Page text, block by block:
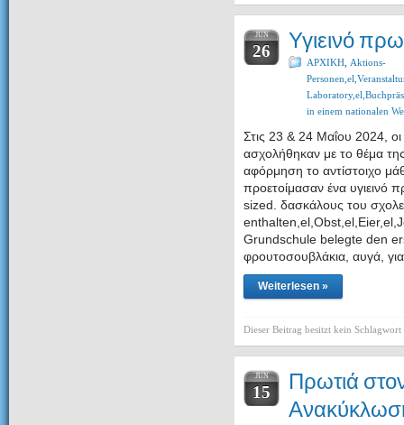
JUN
26 Υγιεινό
ΑΡΧΙΚΗ Aktions-
in einem nationalen
Στις 23 & 24 Μαΐου 2024, οι
ασχολήθηκαν με το θέμα
αφόρμηση το αντίστοιχο
προετοίμασαν ένα υγιεινό
sized. δασκάλους του
Grundschule belegte den
φρουτοσουβλάκια, αυγά,
Weiterlesen »
Dieser Beitrag besitzt kein Schlagwort
JUN
15
Πρωτιά